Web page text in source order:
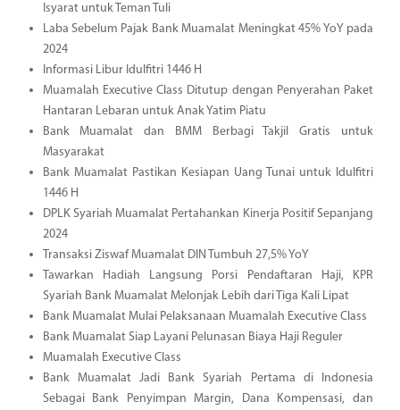
Isyarat untuk Teman Tuli
Laba Sebelum Pajak Bank Muamalat Meningkat 45% YoY pada
2024
Informasi Libur Idulfitri 1446 H
Muamalah Executive Class Ditutup dengan Penyerahan Paket
Hantaran Lebaran untuk Anak Yatim Piatu
Bank Muamalat dan BMM Berbagi Takjil Gratis untuk
Masyarakat
Bank Muamalat Pastikan Kesiapan Uang Tunai untuk Idulfitri
1446 H
DPLK Syariah Muamalat Pertahankan Kinerja Positif Sepanjang
2024
Transaksi Ziswaf Muamalat DIN Tumbuh 27,5% YoY
Tawarkan Hadiah Langsung Porsi Pendaftaran Haji, KPR
Syariah Bank Muamalat Melonjak Lebih dari Tiga Kali Lipat
Bank Muamalat Mulai Pelaksanaan Muamalah Executive Class
Bank Muamalat Siap Layani Pelunasan Biaya Haji Reguler
Muamalah Executive Class
Bank Muamalat Jadi Bank Syariah Pertama di Indonesia
Sebagai Bank Penyimpan Margin, Dana Kompensasi, dan